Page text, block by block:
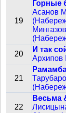
19
Горные
Асанов
20
И так
Архипов
21
22
Весьма